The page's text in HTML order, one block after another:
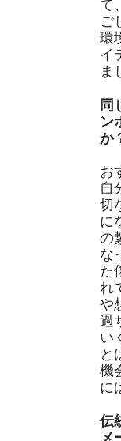
て
ご
環
イ
ま
同
ン
か
お
自
切
に
の
な
た
れ
や
過
い
と
機
に
伝